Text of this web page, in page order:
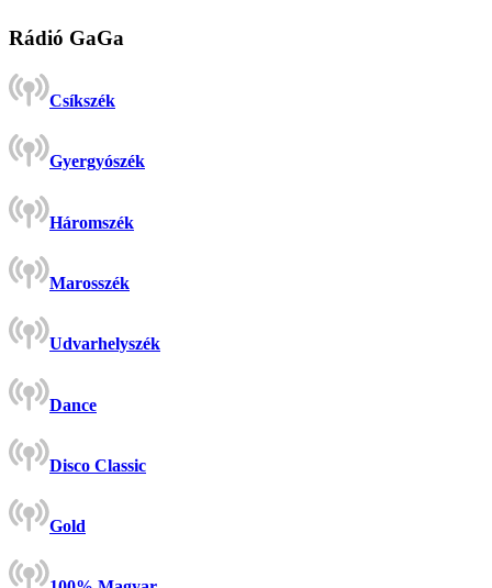
Rádió GaGa
Csíkszék
Gyergyószék
Háromszék
Marosszék
Udvarhelyszék
Dance
Disco Classic
Gold